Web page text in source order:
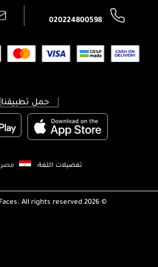
020224800598
حمل تطبيقنا
تفضيلات اللغة: مصر
2026 ©
MAC - Beauty as Faces. All rights reserved.